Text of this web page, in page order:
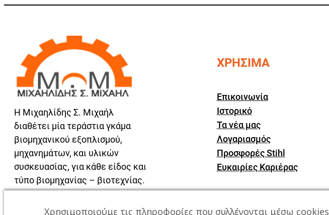
Η Μιχαηλίδης Σ. Μιχαήλ
διαθέτει μία τεράστια γκάμα
βιομηχανικού εξοπλισμού,
μηχανημάτων, και υλικών
συσκευασίας, για κάθε είδος και
τύπο βιομηχανίας – βιοτεχνίας.
ΧΡΗΣΙΜΑ
Επικοινωνία
Ιστορικό
Τα νέα μας
Λογαριασμός
Προσφορές Stihl
Ευκαιρίες Καριέρας
Χρησιμοποιούμε τις πληροφορίες που συλλέγονται μέσω cookies